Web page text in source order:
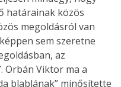
határainak közös
megoldásról van
sem szeretne
az
Orbán Viktor ma a
blablának” minősítette